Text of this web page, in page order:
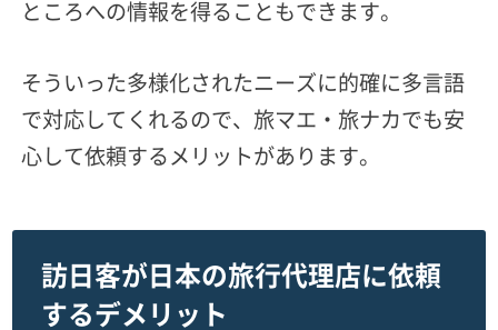
ところへの情報を得ることもできます。
そういった多様化されたニーズに的確に多言語
で対応してくれるので、旅マエ・旅ナカでも安
心して依頼するメリットがあります。
訪日客が日本の旅行代理店に依頼
するデメリット